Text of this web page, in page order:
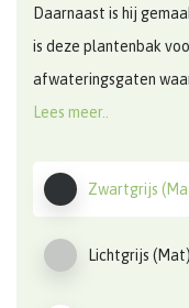
Daarnaast is hij
is deze plantenbak
afwateringsgaten
Lees meer..
Zwartgrijs
Lichtgrijs